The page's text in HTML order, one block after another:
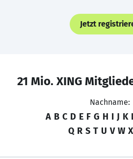
Jetzt
21 Mio. XING
Nachname:
A B C D E F G H I J K
Q R S T U V W X